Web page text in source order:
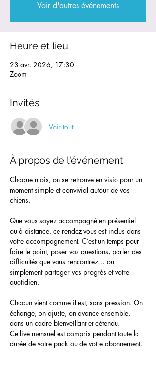
Voir d'autres événements
Heure et lieu
23 avr. 2026, 17:30
Zoom
Invités
Voir tout
À propos de l'événement
Chaque mois, on se retrouve en visio pour un
moment simple et convivial autour de vos
chiens.
Que vous soyez accompagné en présentiel
ou à distance, ce rendez-vous est inclus dans
votre accompagnement. C’est un temps pour
faire le point, poser vos questions, parler des
difficultés que vous rencontrez… ou
simplement partager vos progrès et votre
quotidien.
Chacun vient comme il est, sans pression. On
échange, on ajuste, on avance ensemble,
dans un cadre bienveillant et détendu.
Ce live mensuel est compris pendant toute la
durée de votre pack ou de votre abonnement.